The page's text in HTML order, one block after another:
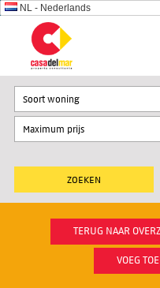
NL - Nederlands
Soort woning
TERUG NAAR
VOEG